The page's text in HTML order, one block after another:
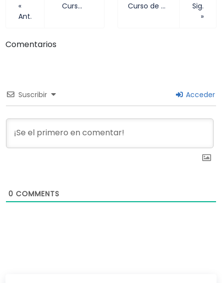
«
Ant.
Curso de Posgrado: FISIOLOGIA DE LA REPRODUCCION Curso de Posgrado Introducción a la Biotecnología
Sig.
»
Comentarios
Suscribir Acceder
0 COMMENTS